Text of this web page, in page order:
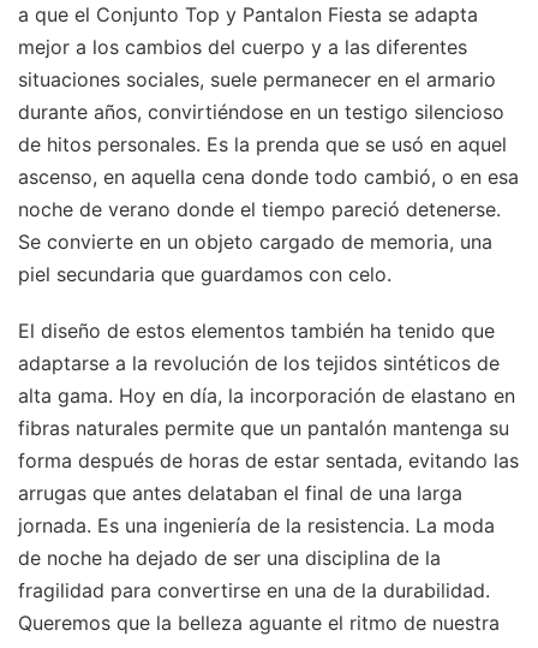
a que el Conjunto Top y Pantalon Fiesta se adapta
mejor a los cambios del cuerpo y a las diferentes
situaciones sociales, suele permanecer en el armario
durante años, convirtiéndose en un testigo silencioso
de hitos personales. Es la prenda que se usó en aquel
ascenso, en aquella cena donde todo cambió, o en esa
noche de verano donde el tiempo pareció detenerse.
Se convierte en un objeto cargado de memoria, una
piel secundaria que guardamos con celo.
El diseño de estos elementos también ha tenido que
adaptarse a la revolución de los tejidos sintéticos de
alta gama. Hoy en día, la incorporación de elastano en
fibras naturales permite que un pantalón mantenga su
forma después de horas de estar sentada, evitando las
arrugas que antes delataban el final de una larga
jornada. Es una ingeniería de la resistencia. La moda
de noche ha dejado de ser una disciplina de la
fragilidad para convertirse en una de la durabilidad.
Queremos que la belleza aguante el ritmo de nuestra